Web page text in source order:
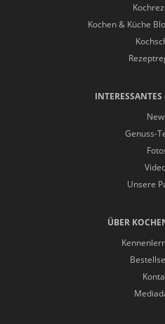
Kochen & Küche
Genuss-
Unsere
ÜBER